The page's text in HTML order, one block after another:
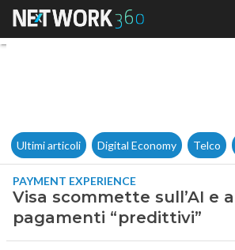
Visa
Ultimi articoli Digital Economy Telco
PAYMENT EXPERIENCE
Visa scommette sull’AI e
pagamenti “predittivi”